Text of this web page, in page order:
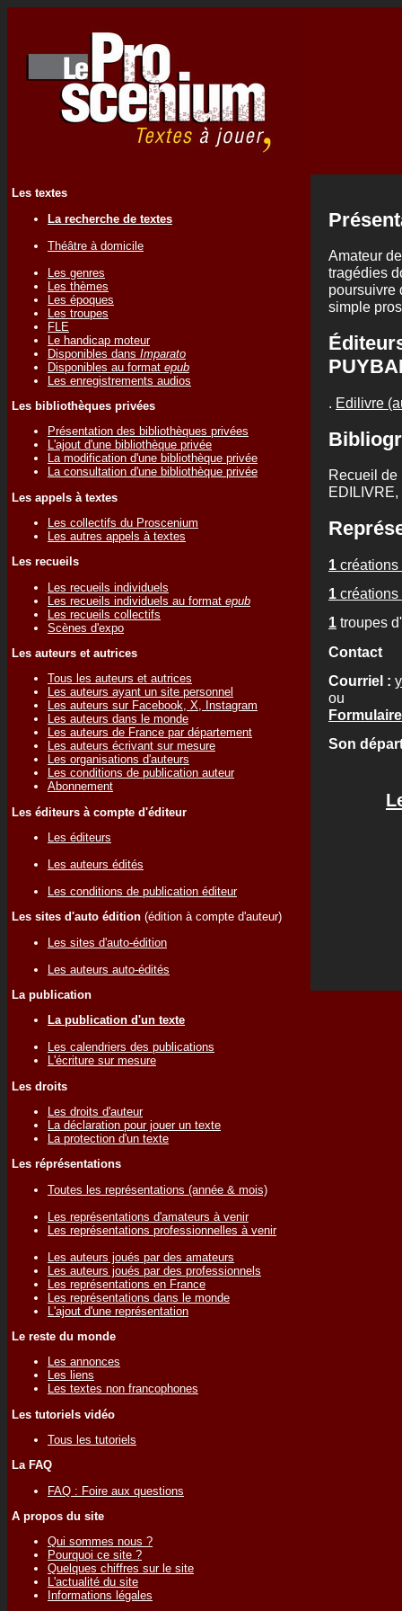
Les textes
La recherche de textes
Théâtre à domicile
Les genres
Les thèmes
Les époques
Les troupes
FLE
Le handicap moteur
Disponibles dans Imparato
Disponibles au format epub
Les enregistrements audios
Les bibliothèques privées
Présentation des bibliothèques privées
L'ajout d'une bibliothèque privée
La modification d'une bibliothèque privée
La consultation d'une bibliothèque privée
Les appels à textes
Les collectifs du Proscenium
Les autres appels à textes
Les recueils
Les recueils individuels
Les recueils individuels au format epub
Les recueils collectifs
Scènes d'expo
Les auteurs et autrices
Tous les auteurs et autrices
Les auteurs ayant un site personnel
Les auteurs sur Facebook, X, Instagram
Les auteurs dans le monde
Les auteurs de France par département
Les auteurs écrivant sur mesure
Les organisations d'auteurs
Les conditions de publication auteur
Abonnement
Les éditeurs à compte d'éditeur
Les éditeurs
Les auteurs édités
Les conditions de publication éditeur
Les sites d'auto édition (édition à compte d'auteur)
Les sites d'auto-édition
Les auteurs auto-édités
La publication
La publication d'un texte
Les calendriers des publications
L'écriture sur mesure
Les droits
Les droits d'auteur
La déclaration pour jouer un texte
La protection d'un texte
Les réprésentations
Toutes les représentations (année & mois)
Les représentations d'amateurs à venir
Les représentations professionnelles à venir
Les auteurs joués par des amateurs
Les auteurs joués par des professionnels
Les représentations en France
Les représentations dans le monde
L'ajout d'une représentation
Le reste du monde
Les annonces
Les liens
Les textes non francophones
Les tutoriels vidéo
Tous les tutoriels
La FAQ
FAQ : Foire aux questions
A propos du site
Qui sommes nous ?
Pourquoi ce site ?
Quelques chiffres sur le site
L'actualité du site
Informations légales
Amateur
tragédies
poursuivre
simple
. Edilivre
Recueil de
EDILIVRE,
1 créations
1 créations
1 troupes
Contact
Courriel :
ou
Son